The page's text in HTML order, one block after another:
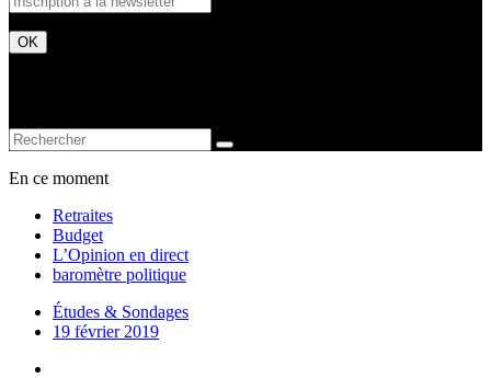
En ce moment
Retraites
Budget
L’Opinion en direct
baromètre politique
Études & Sondages
19 février 2019